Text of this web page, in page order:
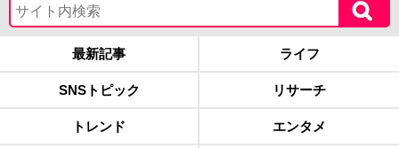
最新記事 ライフ
SNSトピック リサーチ
トレンド エンタメ